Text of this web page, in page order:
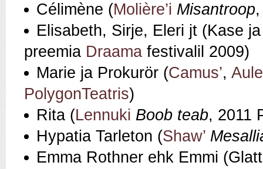
Célimène (Molière’i Misantroop
Elisabeth, Sirje, Eleri jt (Kase
preemia Draama festivalil 2009)
Marie ja Prokurör (Camus’, Aule
PolygonTeatris)
Rita (Lennuki Boob teab, 2011
Hypatia Tarleton (Shaw’
Emma Rothner ehk Emmi